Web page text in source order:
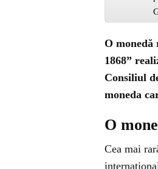
O monedă
1868”
Consiliul
moneda
O
Cea mai